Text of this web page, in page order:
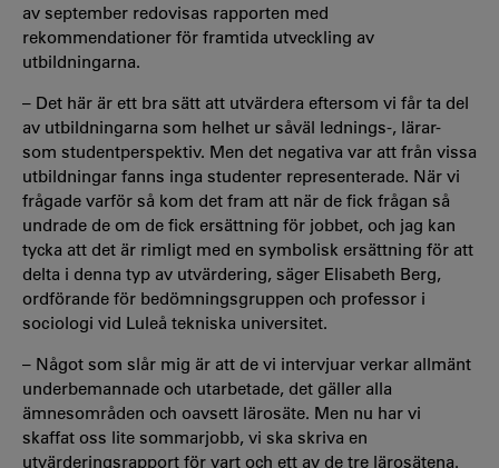
av september redovisas rapporten med
rekommendationer för framtida utveckling av
utbildningarna.
– Det här är ett bra sätt att utvärdera eftersom vi får ta del
av utbildningarna som helhet ur såväl lednings-, lärar-
som studentperspektiv. Men det negativa var att från vissa
utbildningar fanns inga studenter representerade. När vi
frågade varför så kom det fram att när de fick frågan så
undrade de om de fick ersättning för jobbet, och jag kan
tycka att det är rimligt med en symbolisk ersättning för att
delta i denna typ av utvärdering, säger Elisabeth Berg,
ordförande för bedömningsgruppen och professor i
sociologi vid Luleå tekniska universitet.
– Något som slår mig är att de vi intervjuar verkar allmänt
underbemannade och utarbetade, det gäller alla
ämnesområden och oavsett lärosäte. Men nu har vi
skaffat oss lite sommarjobb, vi ska skriva en
utvärderingsrapport för vart och ett av de tre lärosätena.